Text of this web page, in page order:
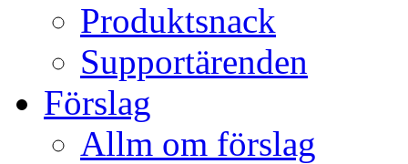
Produktsnack
Supportärenden
Förslag
Allm om förslag